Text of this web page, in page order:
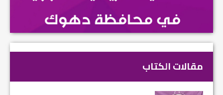
مقالات الكتاب